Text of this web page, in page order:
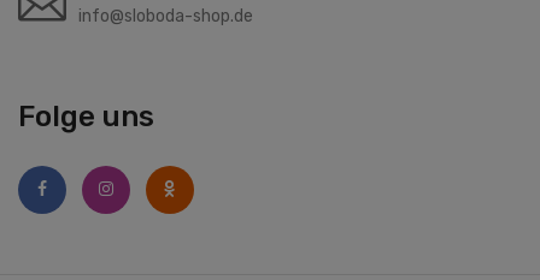
Folge uns
info@sloboda-shop.de